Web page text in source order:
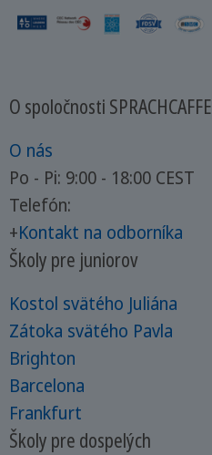
O spoločnosti SPRACHCAFFE
O nás
Po - Pi: 9:00 - 18:00 CEST
Telefón:
+Kontakt na odborníka
Školy pre juniorov
Kostol svätého Juliána
Zátoka svätého Pavla
Brighton
Barcelona
Frankfurt
Školy pre dospelých